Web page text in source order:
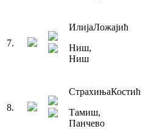
7.
ИлијаЛожајић
Ниш,
Ниш
8.
СтрахињаКостић
Тамиш,
Панчево